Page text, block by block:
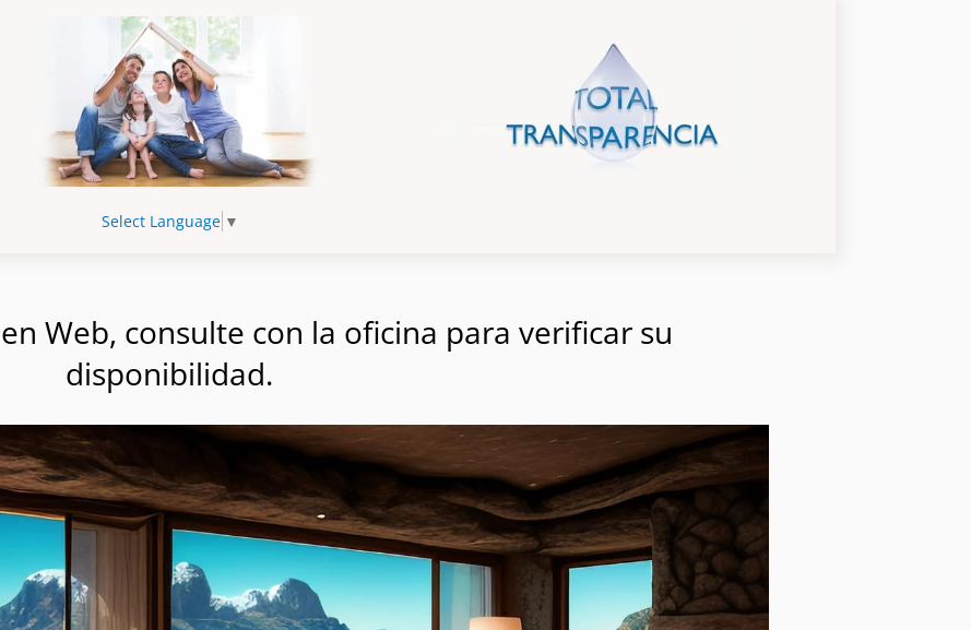
Select Language ▼
Web, consulte con la oficina para verificar su
disponibilidad.